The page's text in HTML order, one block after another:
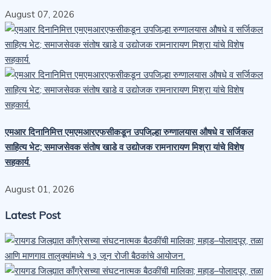
August 07, 2026
एमआर दिनानिमित्त एमएमआरएफसीकडून उपजिल्हा रुग्णालयास औषधे व सर्जिकल
साहित्य भेट; समाजसेवक संतोष खाडे व उद्योजक रामनारायण मिश्रा यांचे विशेष
सहकार्य.
August 01, 2026
Latest Post